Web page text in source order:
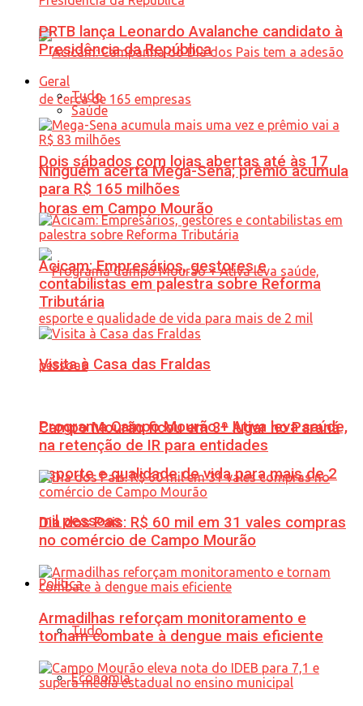
Dois sábados com lojas abertas até às 17
horas em Campo Mourão
Programa Campo Mourão + Ativa leva saúde,
esporte e qualidade de vida para mais de 2
mil pessoas
Política
Tudo
Economia
PRTB lança Leonardo Avalanche candidato à
Presidência da República
Geral
Tudo
Saúde
Ninguém acerta Mega-Sena; prêmio acumula
para R$ 165 milhões
Acicam: Empresários, gestores e
contabilistas em palestra sobre Reforma
Tributária
Visita à Casa das Fraldas
Campo Mourão ficou em 3º lugar no Paraná
na retenção de IR para entidades
Dia dos Pais: R$ 60 mil em 31 vales compras
no comércio de Campo Mourão
Armadilhas reforçam monitoramento e
tornam combate à dengue mais eficiente